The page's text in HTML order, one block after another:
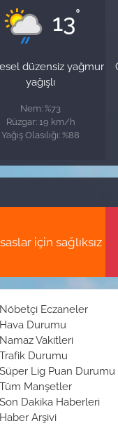
13°
düzensiz yağmur
yağışlı
Nem: %73
Rüzgar: 19 km/h
Yağış Olasılığı: %88
için sağlıksız
Nöbetçi Eczaneler
Hava Durumu
Namaz Vakitleri
Trafik Durumu
Süper Lig Puan
Tüm Manşetler
Son Dakika Haberleri
Haber Arşivi